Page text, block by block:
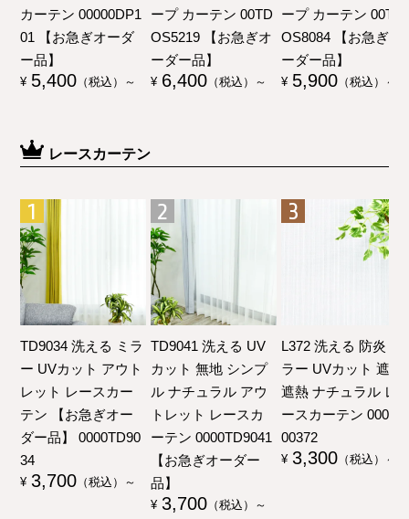
カーテン 00000DP1
01 【お急ぎオーダ
ー品】
¥ 5,400 （税込）～
ープ カーテン 00TD
OS5219 【お急ぎオ
ーダー品】
¥ 6,400 （税込）～
ープ カーテン 00TD
OS8084 【お急ぎオ
ーダー品】
¥ 5,900 （税込）～
レースカーテン
TD9034 洗える ミラ
ー UVカット アウト
レット レースカー
テン 【お急ぎオー
ダー品】 0000TD90
34
¥ 3,700 （税込）～
TD9041 洗える UV
カット 無地 シンプ
ル ナチュラル アウ
トレット レースカ
ーテン 0000TD9041
【お急ぎオーダー
品】
¥ 3,700 （税込）～
L372 洗える 防炎 ミ
ラー UVカット 遮像
遮熱 ナチュラル レ
ースカーテン 00000
00372
¥ 3,300 （税込）～